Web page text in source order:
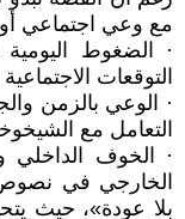
مع وعي اجتماعي
· الضغوط اليومية
التوقعات
· الوعي بالزمن
التعامل مع
· الخوف الداخلي
الخارجي في
بلا عودة»، حيث